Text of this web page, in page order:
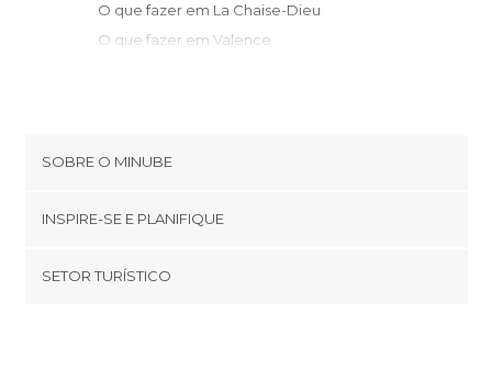
O que fazer em La Chaise-Dieu
O que fazer em Valence
O que fazer em Clermont Ferrand
O que fazer em Saint-Remèze
O que fazer em Bourg-Saint-Andéol
SOBRE O MINUBE
Términos e Condições
INSPIRE-SE E PLANIFIQUE
footer@item_discovertips_anchor
SETOR TURÍSTICO